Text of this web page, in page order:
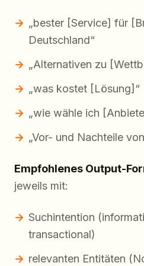
„bester [Service] für
Deutschland“
„Alternativen zu
„was kostet [Lösung]“
„wie wähle ich
„Vor- und Nachteile
Empfohlenes Output-
jeweils mit:
Suchintention
transactional)
relevanten Entitäten